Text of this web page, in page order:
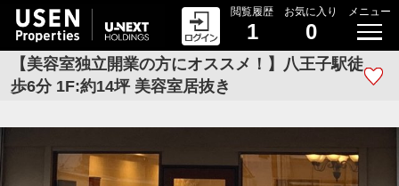
閲覧履歴
1
お気に入り
0
メニュー
【美容室独立開業の方にオススメ！】八王子駅徒
歩6分 1F:約14坪 美容室居抜き